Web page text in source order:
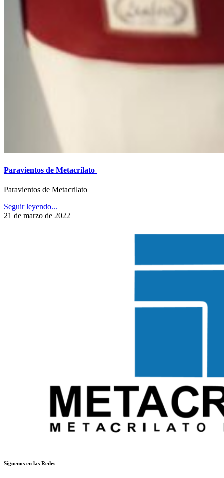
Paravientos de Metacrilato ​
Paravientos de Metacrilato ​
Seguir leyendo...
21 de marzo de 2022
Síguenos en las Redes